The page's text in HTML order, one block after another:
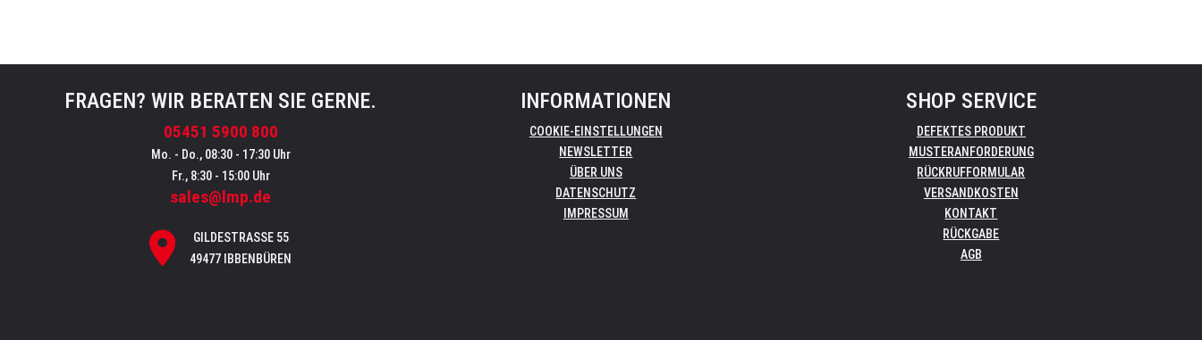
FRAGEN? WIR BERATEN SIE GERNE.
05451 5900 800
Mo. - Do., 08:30 - 17:30 Uhr
Fr., 8:30 - 15:00 Uhr
sales@lmp.de
GILDESTRASSE 55
49477 IBBENBÜREN
INFORMATIONEN
COOKIE-EINSTELLUNGEN
NEWSLETTER
ÜBER UNS
DATENSCHUTZ
IMPRESSUM
SHOP SERVICE
DEFEKTES PRODUKT
MUSTERANFORDERUNG
RÜCKRUFFORMULAR
VERSANDKOSTEN
KONTAKT
RÜCKGABE
AGB